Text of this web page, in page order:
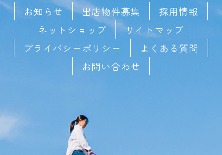
お知らせ 出店物件募集
採用情報
ネットショップ
サイトマップ
プライバシーポリシー
よくある質問
お問い合わせ